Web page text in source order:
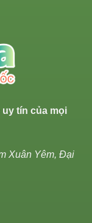
uy tín của mọi
Xuân Yêm, Đại